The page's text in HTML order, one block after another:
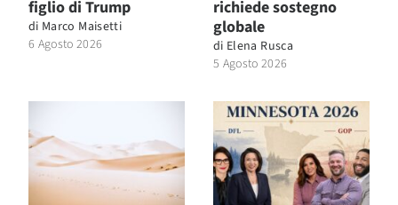
figlio di Trump
di Marco Maisetti
6 Agosto 2026
richiede sostegno
globale
di Elena Rusca
5 Agosto 2026